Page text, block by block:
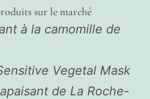
sur le marché
à la camomille de
Vegetal Mask
de La Roche-